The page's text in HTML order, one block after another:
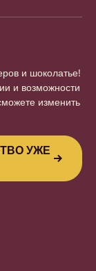
и шоколатье!
и возможности
изменить
УЖЕ